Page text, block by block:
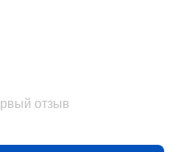
отзыв